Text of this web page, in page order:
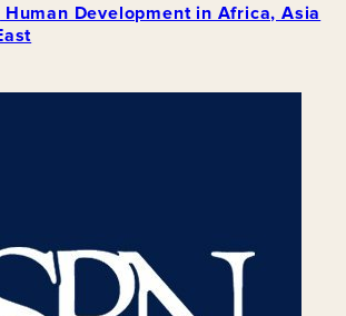
Development in Africa, Asia